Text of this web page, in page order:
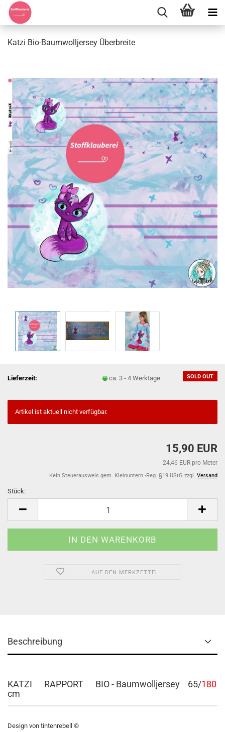
Katzi Bio-Baumwolljersey Überbreite
SOLD OUT
Lieferzeit: ca. 3 - 4 Werktage
Artikel ist aktuell nicht verfügbar.
15,90 EUR
24,46 EUR pro Meter
Kein Steuerausweis gem. Kleinuntern.-Reg. §19 UStG zzgl. Versand
Stück:
AUF DEN MERKZETTEL
Beschreibung
KATZI RAPPORT BIO - Baumwolljersey 65/180
cm
Design von tintenrebell ©